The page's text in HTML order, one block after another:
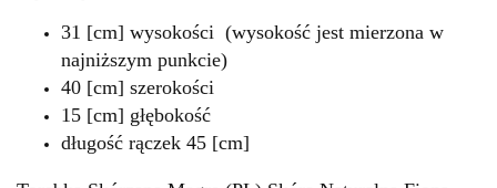
31 [cm] wysokości (wysokość jest mierzona w
najniższym punkcie)
40 [cm] szerokości
15 [cm] głębokość
długość rączek 45 [cm]